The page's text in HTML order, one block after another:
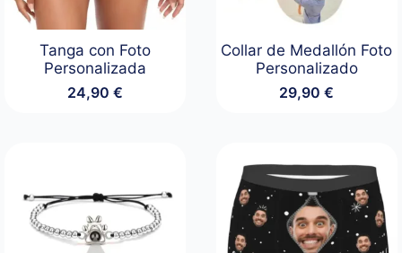
Tanga con Foto
Personalizada
24,90€
Collar de Medallón Foto
Personalizado
29,90€